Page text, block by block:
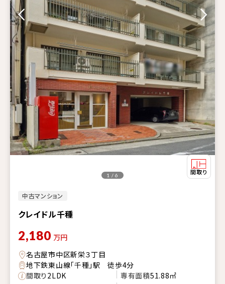
中古マンション
クレイドル千種
1 / 6
2,180 万円
名古屋市中区新栄３丁目
地下鉄東山線「千種」駅 徒歩4分
間取り2LDK 専有面積51.88㎡